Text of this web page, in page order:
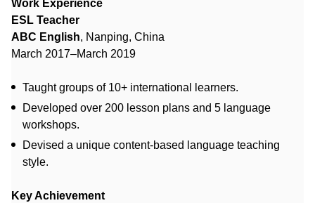
Work Experience
ESL Teacher
ABC English, Nanping, China
March 2017–March 2019
Taught groups of 10+ international learners.
Developed over 200 lesson plans and 5 language
workshops.
Devised a unique content-based language teaching
style.
Key Achievement